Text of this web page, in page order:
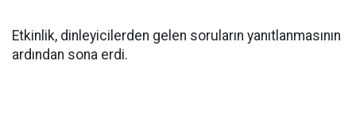
Etkinlik, dinleyicilerden gelen soruların yanıtlanmasının
ardından sona erdi.